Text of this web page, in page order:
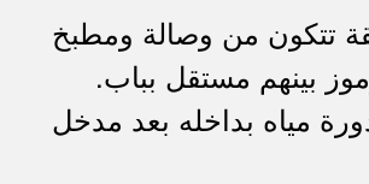
تتكون من وصالة ومطبخ
بينهم مستقل بباب.
مياه بداخله بعد مدخل